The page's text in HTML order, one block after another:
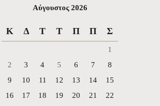
Αύγουστος 2026
Κ Δ Τ Τ Π Π Σ
1
2
3 4 5 6 7
8
9
10 11 12 13 14
15
16
17 18 19 20 21
22